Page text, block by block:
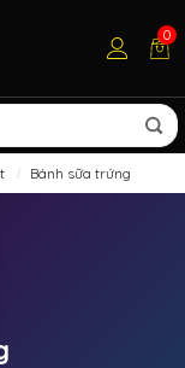
0
Bánh sữa trứng